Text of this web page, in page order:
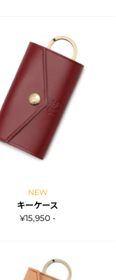
NEW
キーケース
¥15,950 -